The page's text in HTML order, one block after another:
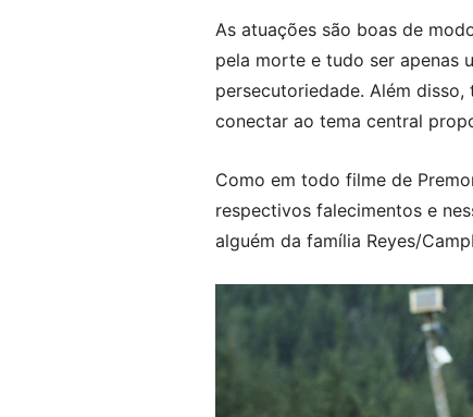
As atuações são boas de
pela morte e tudo ser apenas
persecutoriedade. Além
conectar ao tema central
Como em todo filme de
respectivos falecimentos e
alguém da família Reyes/